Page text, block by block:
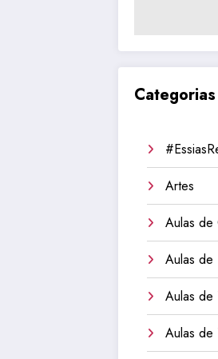
Categorias
Artes
Aulas de
Aulas de
Aulas de
Aulas de